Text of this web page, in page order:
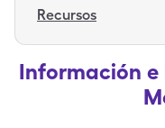
Recursos
Información